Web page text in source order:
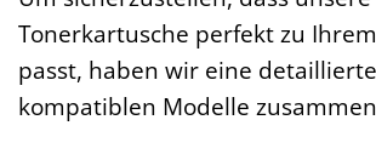
Tonerkartusche perfekt zu
passt, haben wir eine
kompatiblen Modelle